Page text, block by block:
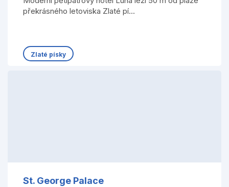
překrásného letoviska Zlaté pí...
Zlaté písky
St. George Palace